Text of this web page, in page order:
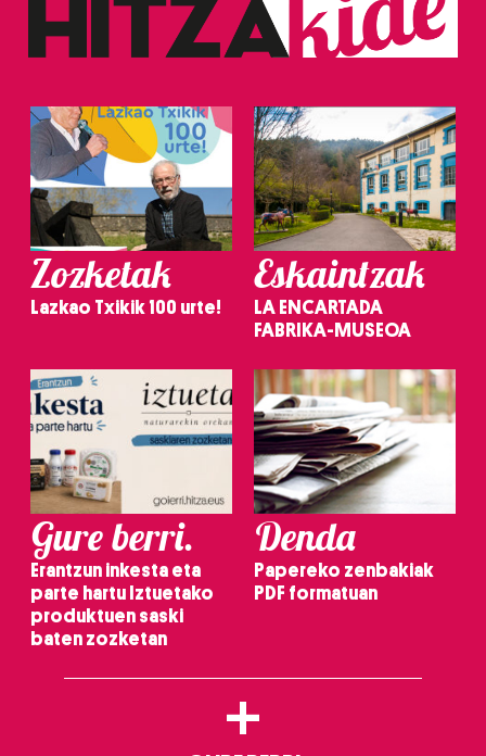
Zozketak
Lazkao Txikik 100 urte!
Eskaintzak
LA ENCARTADA
FABRIKA-MUSEOA
Gure berri.
Erantzun inkesta eta
parte hartu Iztuetako
produktuen saski
baten zozketan
Denda
Papereko zenbakiak
PDF formatuan
+